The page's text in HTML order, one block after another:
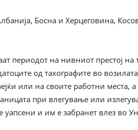
Босна и Херцеговина,
периодот на нивниот престој на
од тахографите во
или на своите работни места,
при влегување или
уапсени и им е забранет влез во